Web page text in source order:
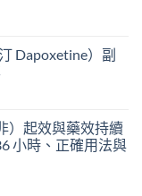
Dapoxetine）副
）起效與藥效持續
小時、正確用法與